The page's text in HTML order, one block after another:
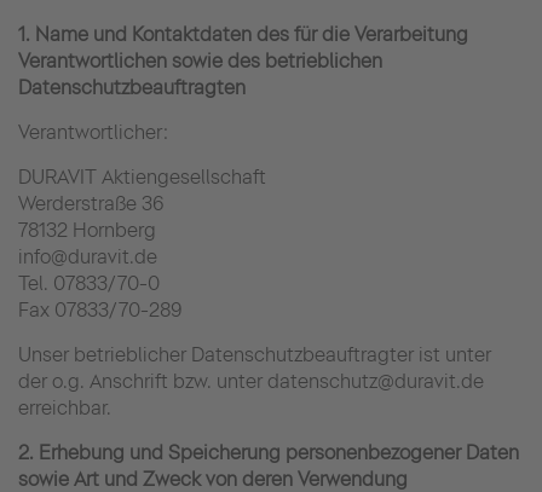
1. Name und Kontaktdaten des für die Verarbeitung
Verantwortlichen sowie des betrieblichen
Datenschutzbeauftragten
Verantwortlicher:
DURAVIT Aktiengesellschaft
Werderstraße 36
78132 Hornberg
info@duravit.de
Tel. 07833/70-0
Fax 07833/70-289
Unser betrieblicher Datenschutzbeauftragter ist unter
der o.g. Anschrift bzw. unter datenschutz@duravit.de
erreichbar.
2. Erhebung und Speicherung personenbezogener Daten
sowie Art und Zweck von deren Verwendung